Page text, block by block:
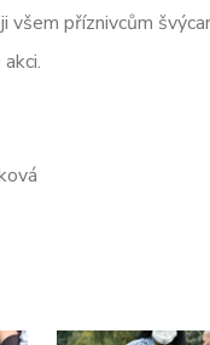
všem příznivcům